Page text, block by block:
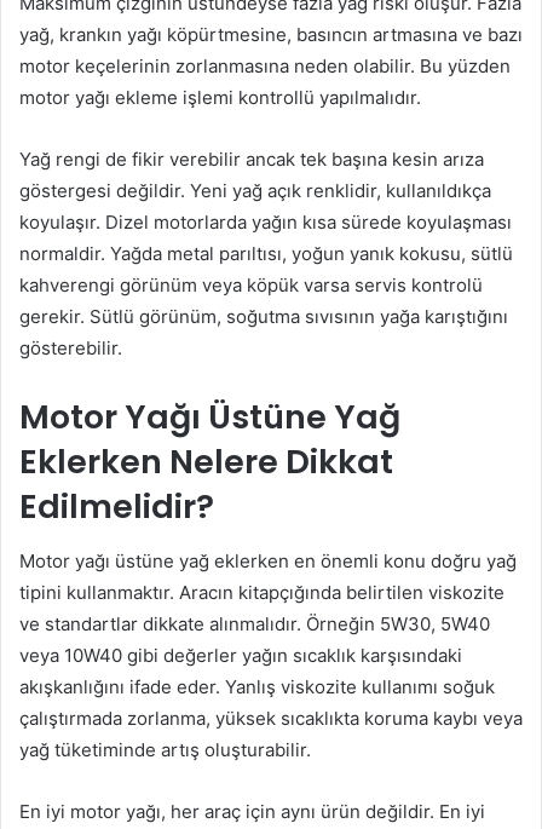
yağ, krankın yağı köpürtmesine, basıncın artmasına ve bazı
motor keçelerinin zorlanmasına neden olabilir. Bu yüzden
motor yağı ekleme işlemi kontrollü yapılmalıdır.
Yağ rengi de fikir verebilir ancak tek başına kesin arıza
göstergesi değildir. Yeni yağ açık renklidir, kullanıldıkça
koyulaşır. Dizel motorlarda yağın kısa sürede koyulaşması
normaldir. Yağda metal parıltısı, yoğun yanık kokusu, sütlü
kahverengi görünüm veya köpük varsa servis kontrolü
gerekir. Sütlü görünüm, soğutma sıvısının yağa karıştığını
gösterebilir.
Motor Yağı Üstüne Yağ
Eklerken Nelere Dikkat
Edilmelidir?
Motor yağı üstüne yağ eklerken en önemli konu doğru yağ
tipini kullanmaktır. Aracın kitapçığında belirtilen viskozite
ve standartlar dikkate alınmalıdır. Örneğin 5W30, 5W40
veya 10W40 gibi değerler yağın sıcaklık karşısındaki
akışkanlığını ifade eder. Yanlış viskozite kullanımı soğuk
çalıştırmada zorlanma, yüksek sıcaklıkta koruma kaybı veya
yağ tüketiminde artış oluşturabilir.
En iyi motor yağı, her araç için aynı ürün değildir. En iyi